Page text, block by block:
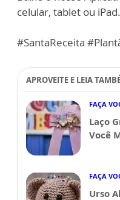
celular, tablet ou iPad.
#SantaReceita
APROVEITE E LEIA
FAÇA
Laço
Você
FAÇA
Urso